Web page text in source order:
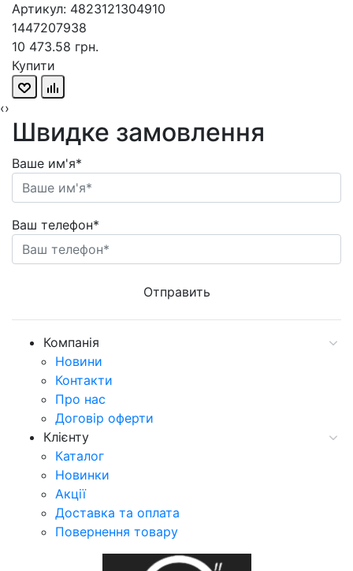
Артикул: 4823121304910
1447207938
10 473.58 грн.
Купити
‹›
Швидке замовлення
Ваше им'я*
Ваш телефон*
Компанія
Новини
Контакти
Про нас
Договір оферти
Клієнту
Каталог
Новинки
Акції
Доставка та оплата
Повернення товару